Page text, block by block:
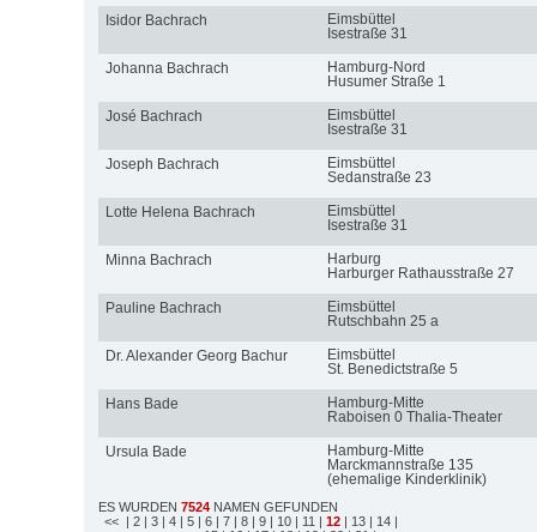
Isidor Bachrach
Eimsbüttel
Isestraße 31
Johanna Bachrach
Hamburg-Nord
Husumer Straße 1
José Bachrach
Eimsbüttel
Isestraße 31
Joseph Bachrach
Eimsbüttel
Sedanstraße 23
Lotte Helena Bachrach
Eimsbüttel
Isestraße 31
Minna Bachrach
Harburg
Harburger Rathausstraße 27
Pauline Bachrach
Eimsbüttel
Rutschbahn 25 a
Dr. Alexander Georg Bachur
Eimsbüttel
St. Benedictstraße 5
Hans Bade
Hamburg-Mitte
Raboisen 0 Thalia-Theater
Ursula Bade
Hamburg-Mitte
Marckmannstraße 135
(ehemalige Kinderklinik)
ES WURDEN 7524 NAMEN GEFUNDEN
<< | 2 | 3 | 4 | 5 | 6 | 7 | 8 | 9 | 10 | 11 | 12 | 13 | 14 |